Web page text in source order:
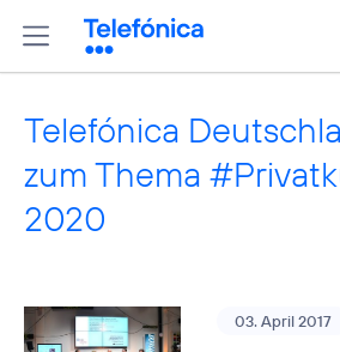
Telefónica
zum Thema
2020
03. April 2017